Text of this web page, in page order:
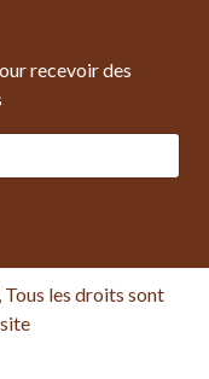
recevoir des
les droits sont